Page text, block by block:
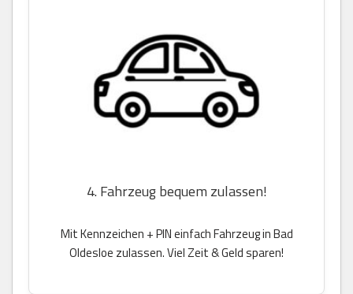
4. Fahrzeug bequem zulassen!
Mit Kennzeichen + PIN einfach Fahrzeug in Bad
Oldesloe zulassen. Viel Zeit & Geld sparen!